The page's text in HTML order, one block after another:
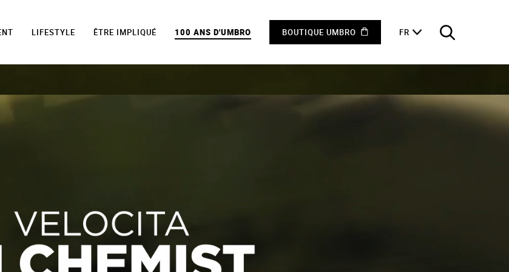
LIFESTYLE ÊTRE IMPLIQUÉ 100 ANS D'UMBRO BOUTIQUE UMBRO FR